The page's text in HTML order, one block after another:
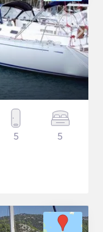
5 5